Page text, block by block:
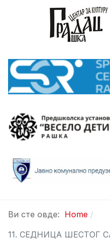
Ви сте овде: Home
11. СЕДНИЦA ШЕСТОГ